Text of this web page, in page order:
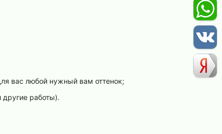
вас любой нужный вам оттенок;
работы).